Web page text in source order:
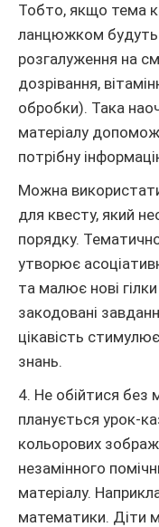
Тобто, якщо тема
ланцюжком будуть
розгалуження на
дозрівання,
обробки). Така
матеріалу
потрібну
Можна
для квесту, який
порядку.
утворює
та малює нові
закодовані
цікавість
знань.
4. Не обійтися без
планується урок-
кольорових
незамінного
матеріалу.
математики. Діти